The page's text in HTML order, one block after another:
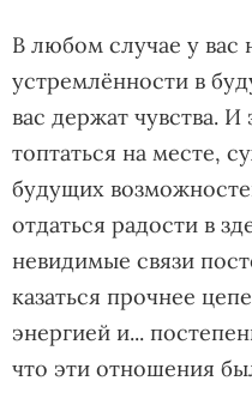
В любом случае у вас
устремлённости в
вас держат чувства. И
топтаться на месте,
будущих
отдаться радости в
невидимые связи
казаться прочнее
энергией и...
что эти отношения